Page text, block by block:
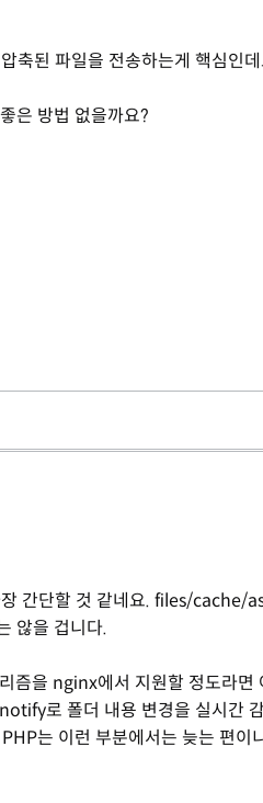
축된 파일을 전송하는게 핵심인
은 방법 없을까요?
간단할 것 같네요. files/cache/
않을 겁니다.
즘을 nginx에서 지원할 정도라면
로 폴더 내용 변경을 실시간
는 이런 부분에서는 늦는 편이